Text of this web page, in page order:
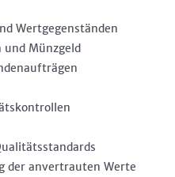
Wertgegenständen
und Münzgeld
der anvertrauten Werte